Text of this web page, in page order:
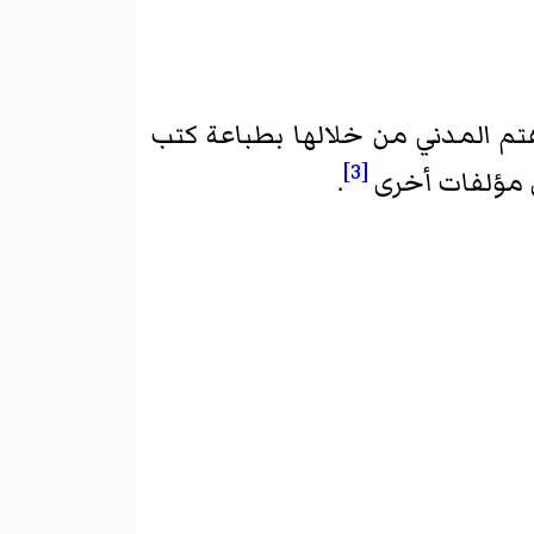
المدني من خلالها بطباعة كتب
مؤلفات أخرى [3]
.